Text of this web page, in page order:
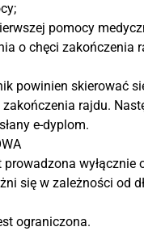
pomocy
o chęci zakończenia
powinien skierować
rajdu.
e-dyplom.
wyłącznie
się w zależności od
ograniczona.